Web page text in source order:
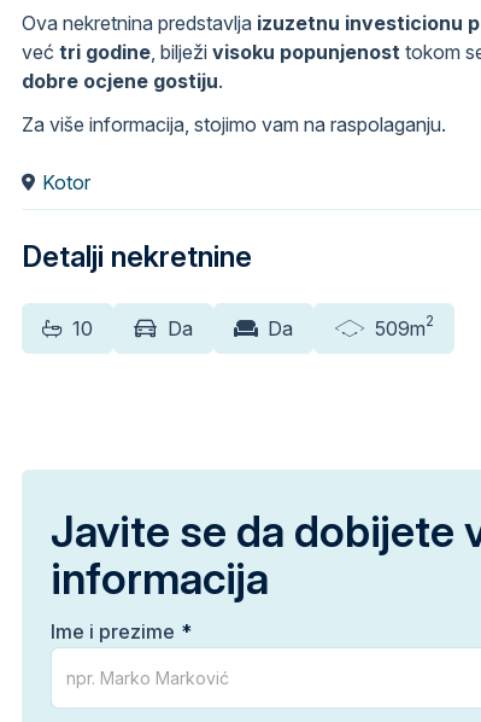
Ova nekretnina predstavlja izuzetnu investicionu
već tri godine , bilježi visoku popunjenost tokom
dobre ocjene gostiju.
Za više informacija, stojimo vam na raspolaganju.
Kotor
Detalji nekretnine
10 Da Da 509m2
Javite se da dobijete
informacija
Ime i prezime